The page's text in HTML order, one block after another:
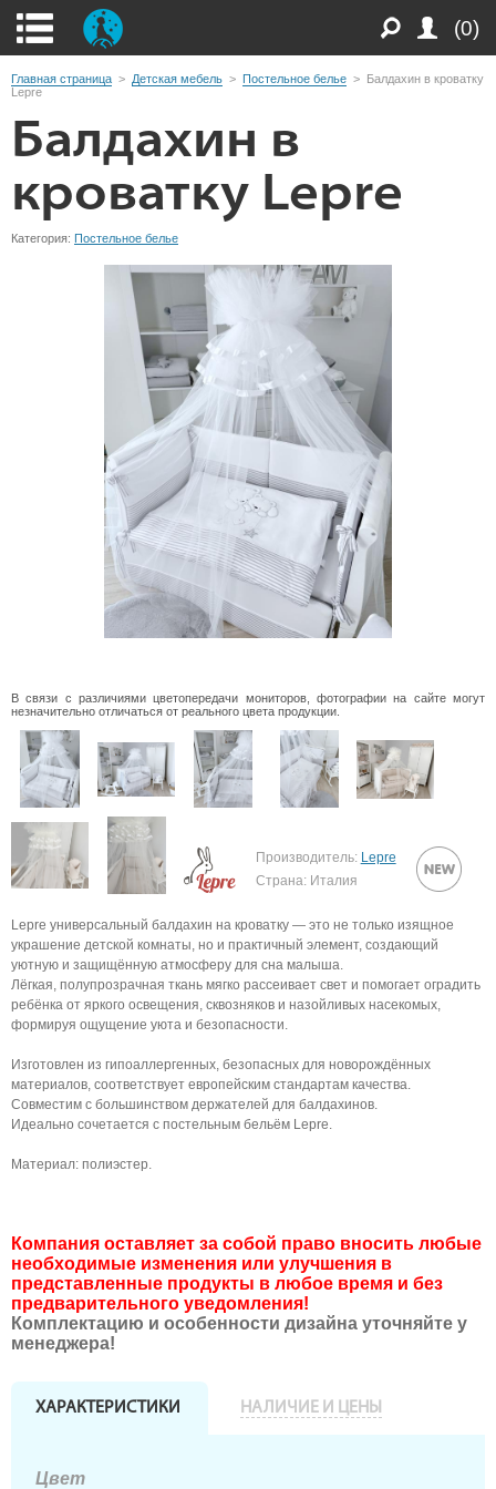
(0)
Главная страница > Детская мебель > Постельное белье > Балдахин в кроватку
Lepre
Балдахин в
кроватку Lepre
Категория: Постельное белье
В связи с различиями цветопередачи мониторов, фотографии на сайте могут
незначительно отличаться от реального цвета продукции.
Производитель: Lepre
Страна: Италия
Lepre универсальный балдахин на кроватку — это не только изящное
украшение детской комнаты, но и практичный элемент, создающий
уютную и защищённую атмосферу для сна малыша.
Лёгкая, полупрозрачная ткань мягко рассеивает свет и помогает оградить
ребёнка от яркого освещения, сквозняков и назойливых насекомых,
формируя ощущение уюта и безопасности.
Изготовлен из гипоаллергенных, безопасных для новорождённых
материалов, соответствует европейским стандартам качества.
Совместим с большинством держателей для балдахинов.
Идеально сочетается с постельным бельём Lepre.
Материал: полиэстер.
Компания оставляет за собой право вносить любые
необходимые изменения или улучшения в
представленные продукты в любое время и без
предварительного уведомления!
Комплектацию и особенности дизайна уточняйте у
менеджера!
ХАРАКТЕРИСТИКИ НАЛИЧИЕ И ЦЕНЫ
Цвет